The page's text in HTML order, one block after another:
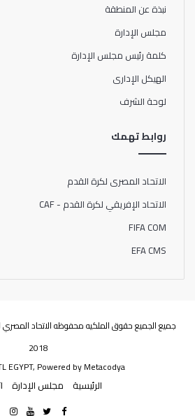
نبذة عن المنطقة
مجلس الإدارة
كلمة رئيس مجلس الإدارة
الهيكل الإدارى
لوحة الشرف
روابط تهمك
الاتحاد المصرى لكرة القدم
الاتحاد الإفريقي لكرة القدم - CAF
FIFA COM
EFA CMS
جميع الجميع حقوق الملكيه محفوظه الاتحاد
2018
EGYPT, Powered byMetacodya
الرئيسية مجلس الإدارة